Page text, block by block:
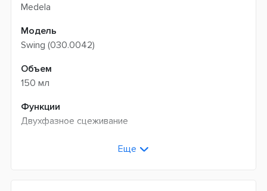
Medela
Модель
Swing (030.0042)
Объем
150 мл
Функции
Двухфазное сцеживание
Еще